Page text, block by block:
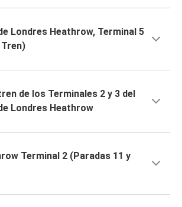
Londres Heathrow, Terminal 5
de los Terminales 2 y 3 del
Londres Heathrow
Terminal 2 (Paradas 11 y